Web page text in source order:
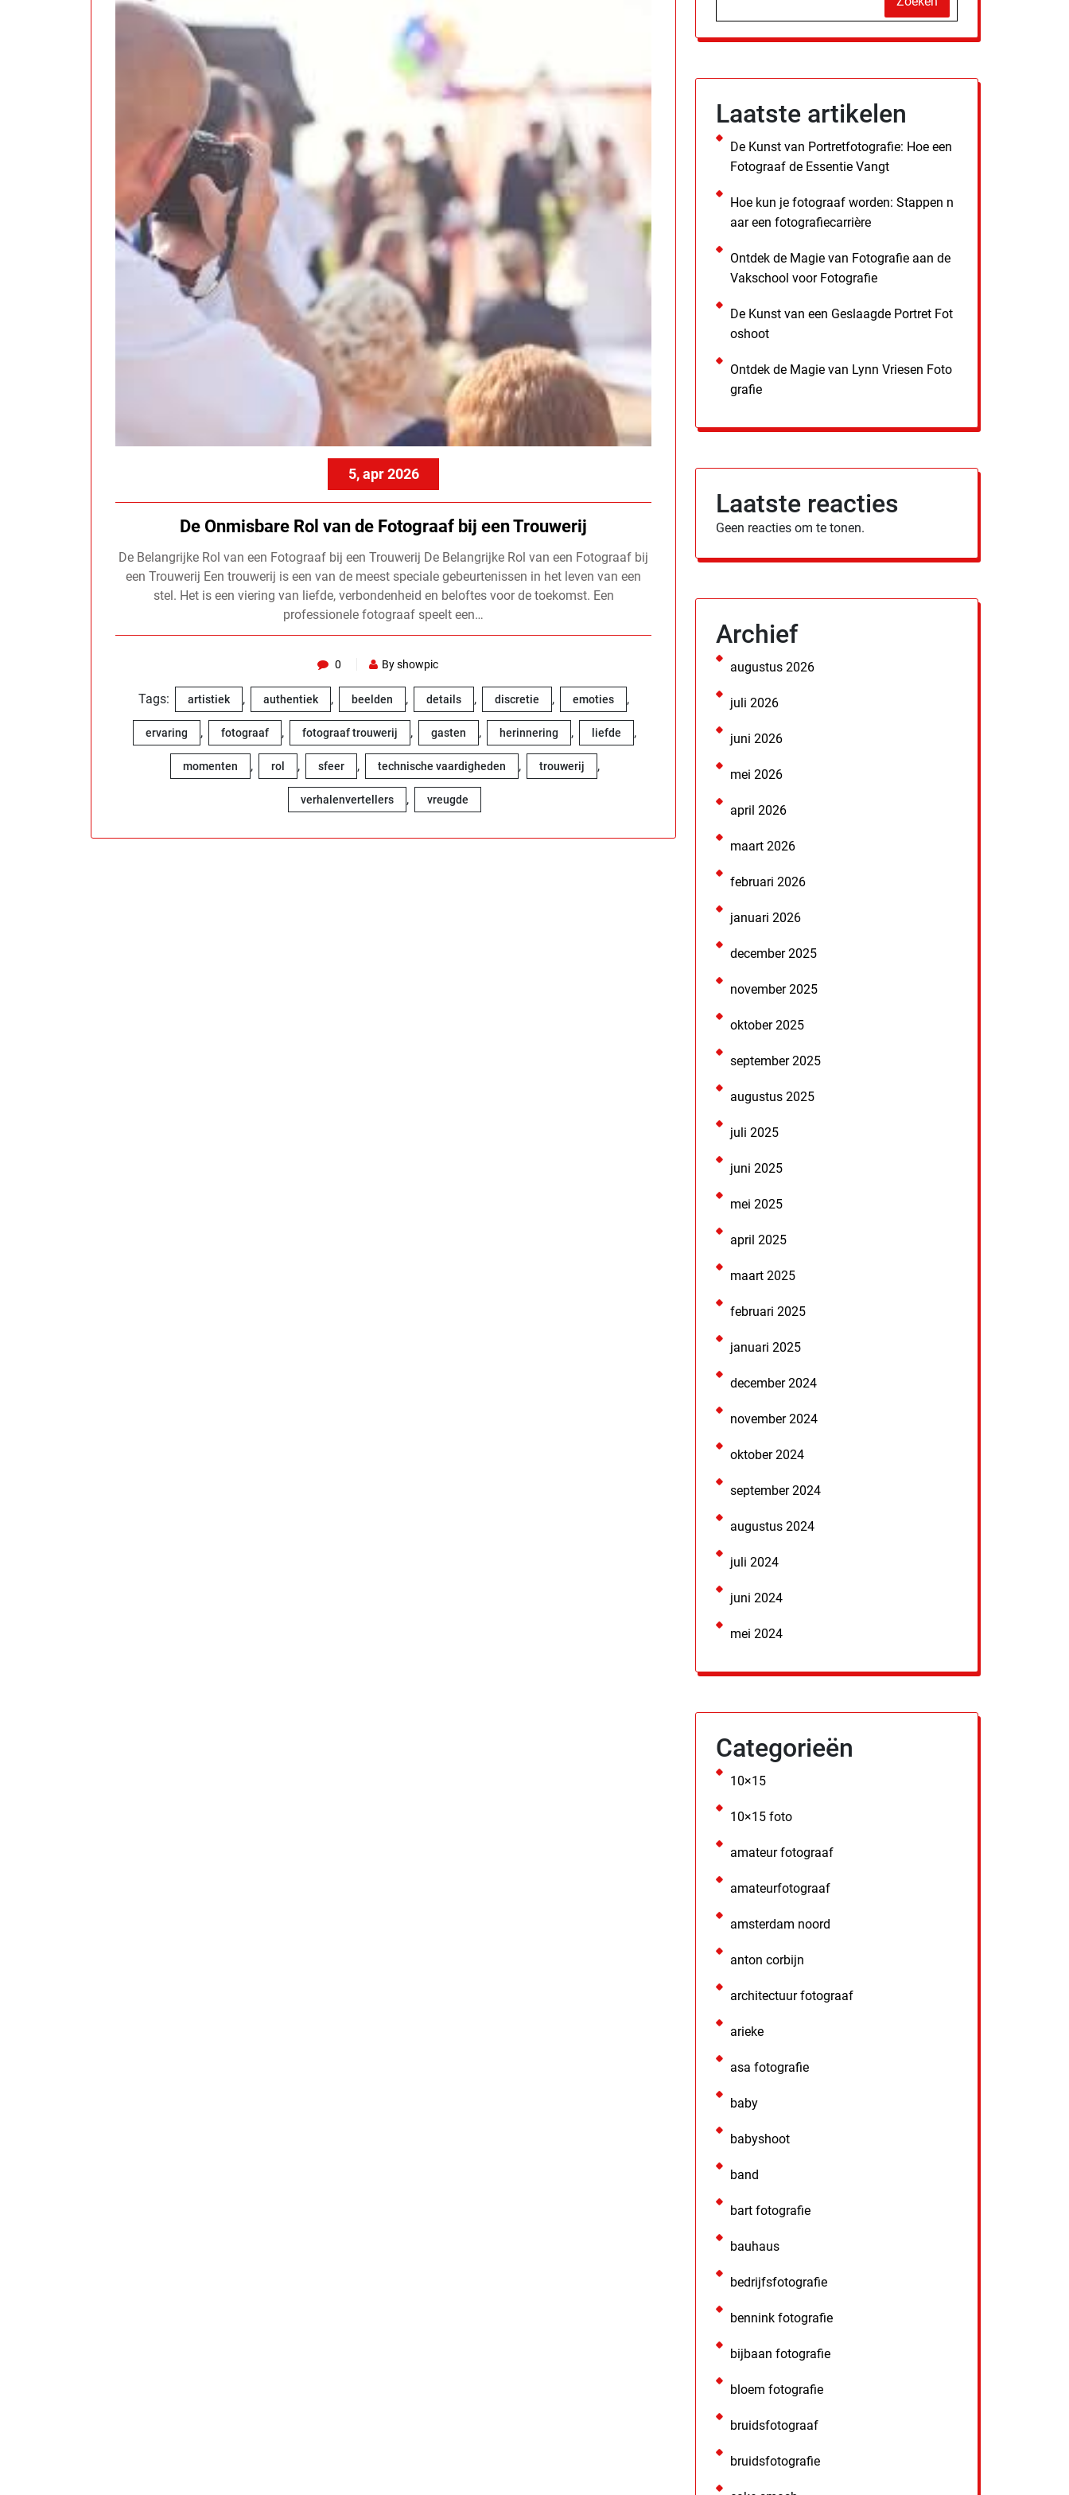
5, apr 2026
De Onmisbare Rol van de Fotograaf bij een Trouwerij
De Belangrijke Rol van een Fotograaf bij een Trouwerij De Belangrijke Rol van een Fotograaf bij
een Trouwerij Een trouwerij is een van de meest speciale gebeurtenissen in het leven van een
stel. Het is een viering van liefde, verbondenheid en beloftes voor de toekomst. Een
professionele fotograaf speelt een…
0 By showpic
Tags: artistiek , authentiek , beelden , details , discretie , emoties ,
ervaring , fotograaf , fotograaf trouwerij , gasten , herinnering , liefde ,
momenten , rol , sfeer , technische vaardigheden , trouwerij ,
verhalenvertellers , vreugde
Laatste artikelen
De Kunst van Portretfotografie: Hoe een
Fotograaf de Essentie Vangt
Hoe kun je fotograaf worden: Stappen n
aar een fotografiecarrière
Ontdek de Magie van Fotografie aan de
Vakschool voor Fotografie
De Kunst van een Geslaagde Portret Fot
oshoot
Ontdek de Magie van Lynn Vriesen Foto
grafie
Laatste reacties
Geen reacties om te tonen.
Archief
augustus 2026
juli 2026
juni 2026
mei 2026
april 2026
maart 2026
februari 2026
januari 2026
december 2025
november 2025
oktober 2025
september 2025
augustus 2025
juli 2025
juni 2025
mei 2025
april 2025
maart 2025
februari 2025
januari 2025
december 2024
november 2024
oktober 2024
september 2024
augustus 2024
juli 2024
juni 2024
mei 2024
Categorieën
10×15
10×15 foto
amateur fotograaf
amateurfotograaf
amsterdam noord
anton corbijn
architectuur fotograaf
arieke
asa fotografie
baby
babyshoot
band
bart fotografie
bauhaus
bedrijfsfotografie
bennink fotografie
bijbaan fotografie
bloem fotografie
bruidsfotograaf
bruidsfotografie